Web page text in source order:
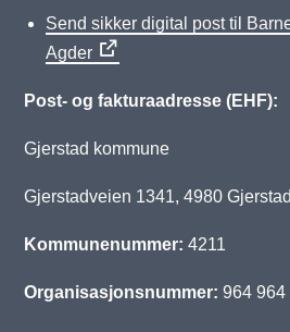
Send sikker digital post til
Agder
Post- og fakturaadresse (EHF):
Gjerstad kommune
Gjerstadveien 1341, 4980
Kommunenummer: 4211
Organisasjonsnummer: 964 964